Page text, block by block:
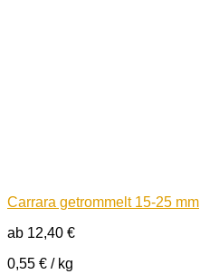
Carrara getrommelt 15-25 mm
ab 12,40 €
0,55 € / kg